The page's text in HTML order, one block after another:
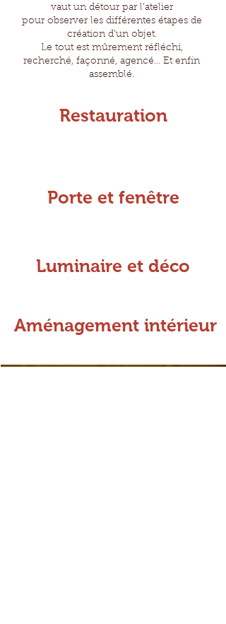
vaut un détour par l’atelier
pour observer les différentes étapes de
création d’un objet.
Le tout est mûrement réfléchi,
recherché, façonné, agencé… Et enfin
assemblé.
Restauration
Porte et fenêtre
Luminaire et déco
Aménagement intérieur